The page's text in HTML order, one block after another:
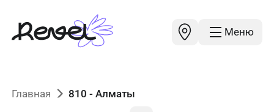
Меню
Главная 810 - Алматы